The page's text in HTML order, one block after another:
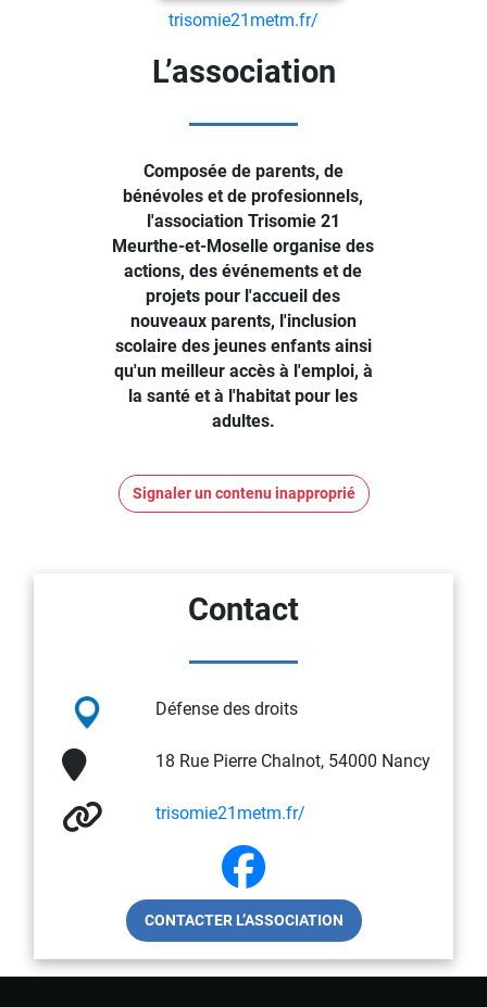
trisomie21metm.fr/
L’association
Composée de parents, de
bénévoles et de profesionnels,
l'association Trisomie 21
Meurthe-et-Moselle organise des
actions, des événements et de
projets pour l'accueil des
nouveaux parents, l'inclusion
scolaire des jeunes enfants ainsi
qu'un meilleur accès à l'emploi, à
la santé et à l'habitat pour les
adultes.
Signaler un contenu inapproprié
Contact
Défense des droits
18 Rue Pierre Chalnot, 54000 Nancy
trisomie21metm.fr/
CONTACTER L’ASSOCIATION